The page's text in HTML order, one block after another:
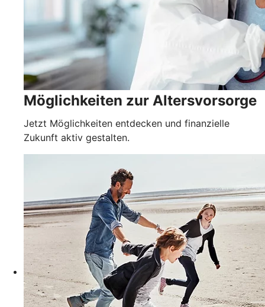
Möglichkeiten zur Altersvorsorge
Jetzt Möglichkeiten entdecken und finanzielle
Zukunft aktiv gestalten.